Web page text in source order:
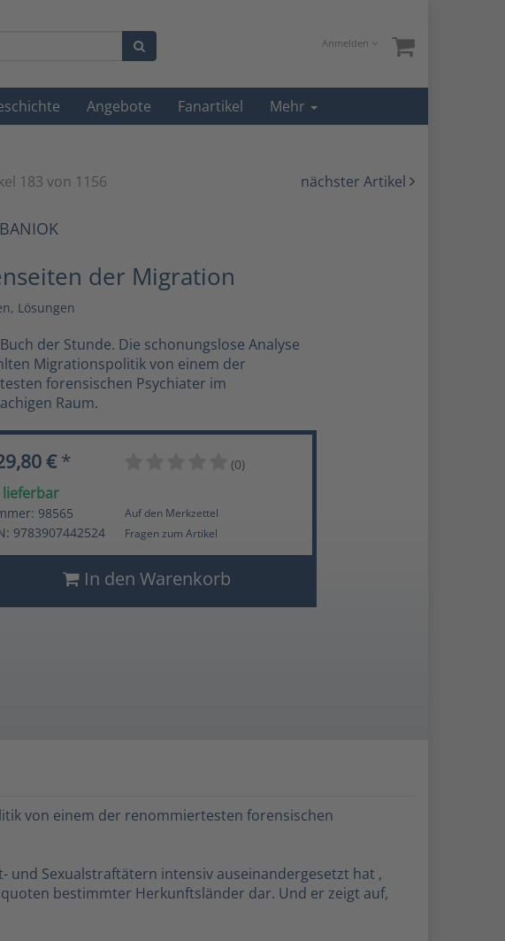
Anmelden
Angebote Fanartikel Mehr
183 von 1156 nächster Artikel
der Migration
Lösungen
der Stunde. Die schonungslose Analyse
Migrationspolitik von einem der
forensischen Psychiater im
Raum.
€ *
98565
9783907442524
(0)
Auf den Merkzettel
Fragen zum Artikel
In den Warenkorb
von einem der renommiertesten forensischen
und Sexualstraftätern intensiv auseinandergesetzt hat ,
bestimmter Herkunftsländer dar. Und er zeigt auf,